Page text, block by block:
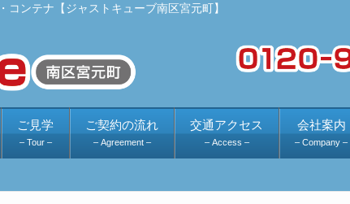
ンテナ【ジャストキューブ南区宮元町】
ご見学
– Tour –
ご契約の流れ
– Agreement –
交通アクセス
– Access –
会社案内
– Company –